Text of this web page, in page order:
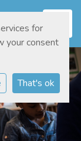
for
your consent
That's ok